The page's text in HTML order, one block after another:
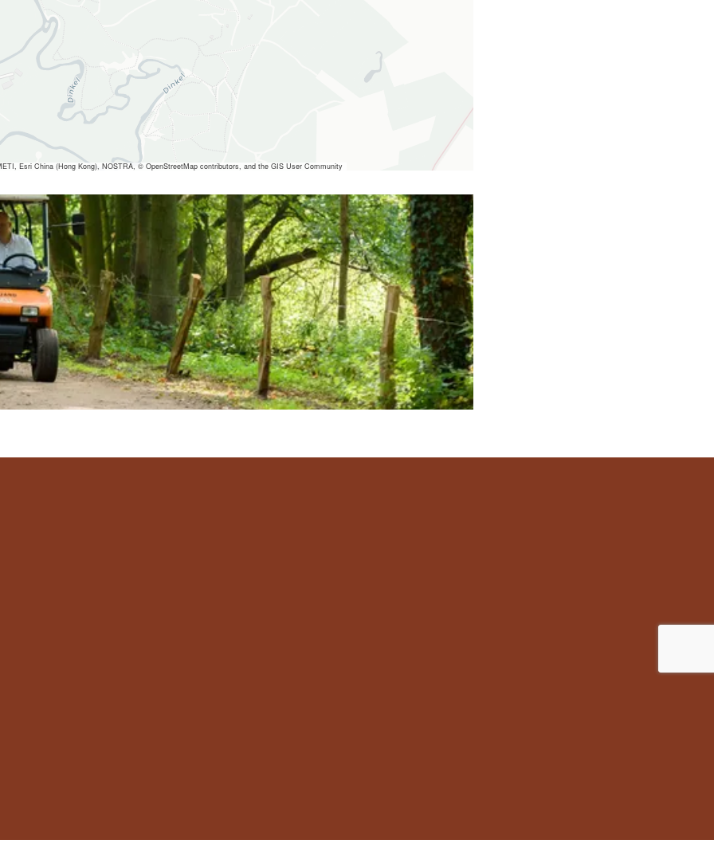
Esri China (Hong Kong), NOSTRA, © OpenStreetMap contributors, and the GIS User Community